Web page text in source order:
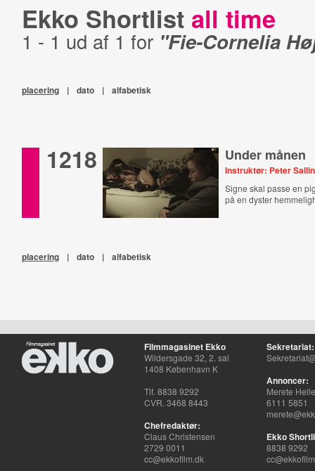
Ekko Shortlist all time
1 - 1 ud af 1 for "Fie-Cornelia
placering | dato | alfabetisk
1218 Under månen
Instruktør: Peter
Signe skal passe en
på en dyster
placering | dato | alfabetisk
Filmmagasinet Ekko
Wildersgade 32, 2. sal
1408 København K
Tlf. 8838 9292
CVR. 3468 8443
Chefredaktør:
Claus Christensen
2729 0011
cc@ekkofilm.dk
Sekretariat:
Annoncer:
Merete
6111 5851
Ekko
8838 9292